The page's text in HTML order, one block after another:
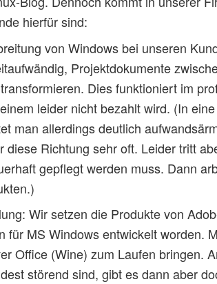
hierfür sind:
von Windows bei unseren
Projektdokumente
Dies funktioniert im
leider nicht bezahlt wird. (In
man allerdings deutlich
diese Richtung sehr oft. Leider tritt
gepflegt werden muss. Dann
Wir setzen die Produkte von
für MS Windows entwickelt worden.
Office (Wine) zum Laufen bringen.
störend sind, gibt es dann aber